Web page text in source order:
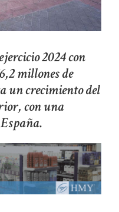
2024 con
millones de
un crecimiento del
con una